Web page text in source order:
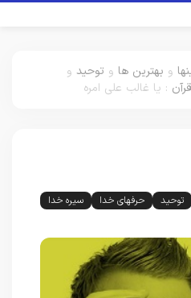
و بهترین ها و توحید و
قرآن : یا غالب علی امره
توحید حرفهای خدا
سیره خدا